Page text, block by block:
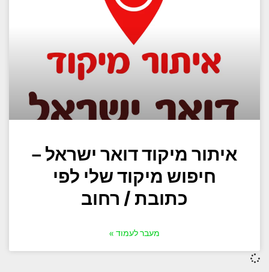
איתור מיקוד דואר ישראל –
חיפוש מיקוד שלי לפי
כתובת / רחוב
מעבר לעמוד »